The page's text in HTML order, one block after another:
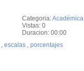
Categoria:Académica
Vistas: 0
Duracion: 00:00
, escalas , porcentajes